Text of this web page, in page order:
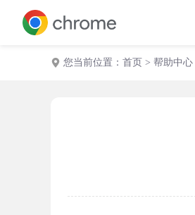
您当前位置： 首页 > 帮助中心